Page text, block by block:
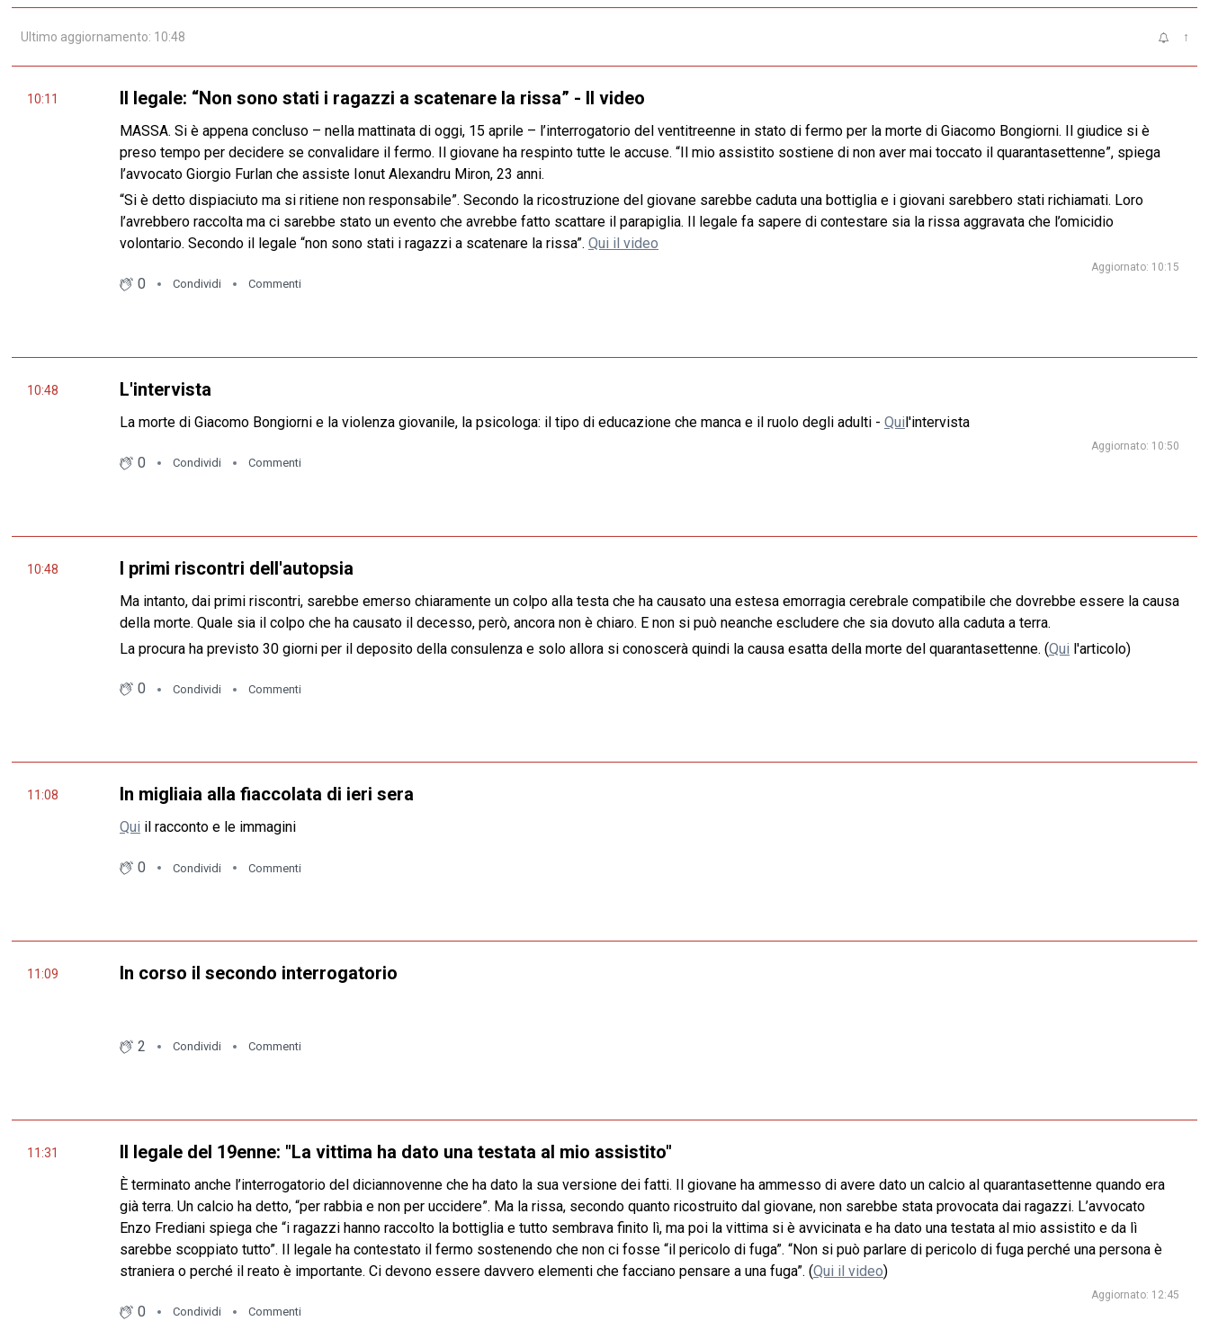
Ultimo aggiornamento: 10:48 ↑
10:11 Il legale: “Non sono stati i ragazzi a scatenare la rissa” - Il video
MASSA. Si è appena concluso – nella mattinata di oggi, 15 aprile – l’interrogatorio del ventitreenne in stato di fermo per la morte di Giacomo Bongiorni. Il giudice si è
preso tempo per decidere se convalidare il fermo. Il giovane ha respinto tutte le accuse. “Il mio assistito sostiene di non aver mai toccato il quarantasettenne”, spiega
l’avvocato Giorgio Furlan che assiste Ionut Alexandru Miron, 23 anni.
“Si è detto dispiaciuto ma si ritiene non responsabile”. Secondo la ricostruzione del giovane sarebbe caduta una bottiglia e i giovani sarebbero stati richiamati. Loro
l’avrebbero raccolta ma ci sarebbe stato un evento che avrebbe fatto scattare il parapiglia. Il legale fa sapere di contestare sia la rissa aggravata che l’omicidio
volontario. Secondo il legale “non sono stati i ragazzi a scatenare la rissa”. Qui il video
Aggiornato: 10:15
0 Condividi Commenti
10:48 L'intervista
La morte di Giacomo Bongiorni e la violenza giovanile, la psicologa: il tipo di educazione che manca e il ruolo degli adulti - Quil'intervista
Aggiornato: 10:50
0 Condividi Commenti
10:48 I primi riscontri dell'autopsia
Ma intanto, dai primi riscontri, sarebbe emerso chiaramente un colpo alla testa che ha causato una estesa emorragia cerebrale compatibile che dovrebbe essere la causa
della morte. Quale sia il colpo che ha causato il decesso, però, ancora non è chiaro. E non si può neanche escludere che sia dovuto alla caduta a terra.
La procura ha previsto 30 giorni per il deposito della consulenza e solo allora si conoscerà quindi la causa esatta della morte del quarantasettenne. (Qui l'articolo)
0 Condividi Commenti
11:08 In migliaia alla fiaccolata di ieri sera
Qui il racconto e le immagini
0 Condividi Commenti
11:09 In corso il secondo interrogatorio
2 Condividi Commenti
11:31 Il legale del 19enne: "La vittima ha dato una testata al mio assistito"
È terminato anche l’interrogatorio del diciannovenne che ha dato la sua versione dei fatti. Il giovane ha ammesso di avere dato un calcio al quarantasettenne quando era
già terra. Un calcio ha detto, “per rabbia e non per uccidere”. Ma la rissa, secondo quanto ricostruito dal giovane, non sarebbe stata provocata dai ragazzi. L’avvocato
Enzo Frediani spiega che “i ragazzi hanno raccolto la bottiglia e tutto sembrava finito lì, ma poi la vittima si è avvicinata e ha dato una testata al mio assistito e da lì
sarebbe scoppiato tutto”. Il legale ha contestato il fermo sostenendo che non ci fosse “il pericolo di fuga”. “Non si può parlare di pericolo di fuga perché una persona è
straniera o perché il reato è importante. Ci devono essere davvero elementi che facciano pensare a una fuga”. (Qui il video)
Aggiornato: 12:45
0 Condividi Commenti